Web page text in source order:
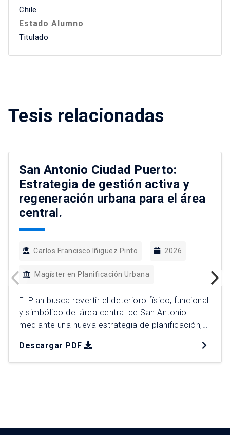
Chile
Estado Alumno
Titulado
Tesis relacionadas
San Antonio Ciudad Puerto:
Estrategia de gestión activa y
regeneración urbana para el área
central.
Carlos Francisco Iñiguez Pinto 2026
Magíster en Planificación Urbana
El Plan busca revertir el deterioro físico, funcional
y simbólico del área central de San Antonio
mediante una nueva estrategia de planificación,
la ciudad. La propuesta plantea superar la
regulación pasiva tradicional para avanzar hacia
Descargar PDF